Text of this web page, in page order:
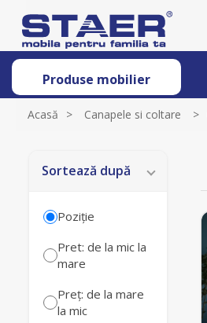
Produse mobilier
Acasă > Canapele si coltare >
Sortează după
Poziţie
Pret: de la mic la
mare
Preț: de la mare
la mic